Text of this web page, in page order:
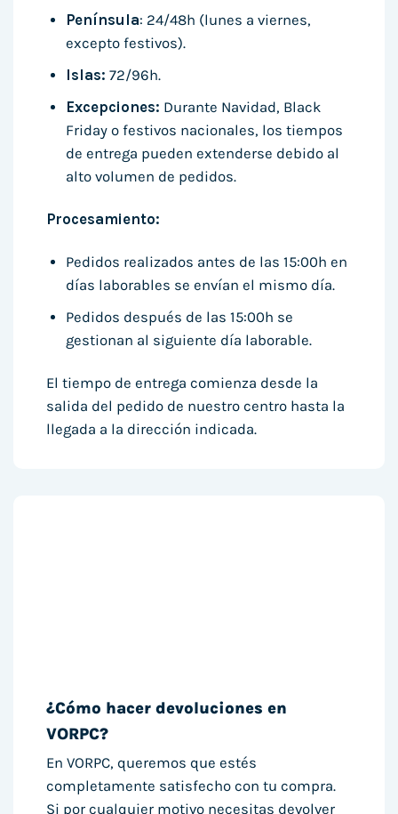
Península: 24/48h (lunes a viernes,
excepto festivos).
Islas: 72/96h.
Excepciones: Durante Navidad, Black
Friday o festivos nacionales, los tiempos
de entrega pueden extenderse debido al
alto volumen de pedidos.
Procesamiento:
Pedidos realizados antes de las 15:00h en
días laborables se envían el mismo día.
Pedidos después de las 15:00h se
gestionan al siguiente día laborable.
El tiempo de entrega comienza desde la
salida del pedido de nuestro centro hasta la
llegada a la dirección indicada.
¿Cómo hacer devoluciones en
VORPC?
En VORPC, queremos que estés
completamente satisfecho con tu compra.
Si por cualquier motivo necesitas devolver